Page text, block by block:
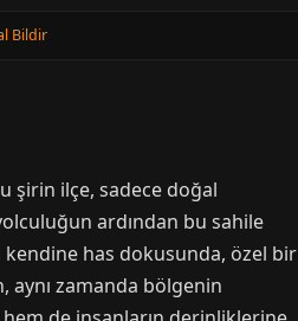
Bildir
şirin ilçe, sadece doğal
ardından bu sahile
kendine has dokusunda, özel bir
aynı zamanda bölgenin